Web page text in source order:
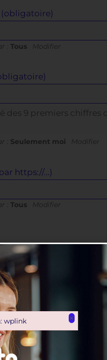
(obligatoire)
: Tous Modifier
des 9 premiers chiffres
: Seulement moi Modifier
https://...)
: Tous Modifier
wplink ×